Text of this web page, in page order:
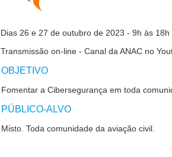
Dias 26 e 27 de outubro de 2023 - 9h às 18h
Transmissão on-line - Canal da ANAC no
OBJETIVO
Fomentar a Cibersegurança em toda
PÚBLICO-ALVO
Misto.Toda comunidade da aviação civil.